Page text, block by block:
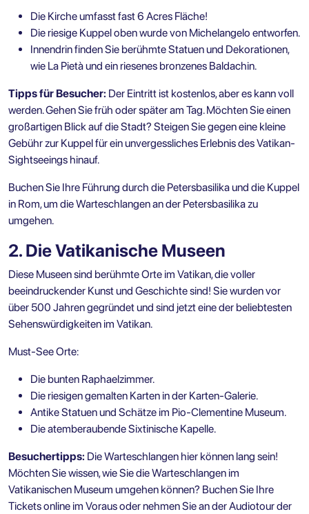
Die Kirche umfasst fast 6 Acres Fläche!
Die riesige Kuppel oben wurde von Michelangelo entworfen.
Innendrin finden Sie berühmte Statuen und Dekorationen,
wie La Pietà und ein riesenes bronzenes Baldachin.
Tipps für Besucher: Der Eintritt ist kostenlos, aber es kann voll
werden. Gehen Sie früh oder später am Tag. Möchten Sie einen
großartigen Blick auf die Stadt? Steigen Sie gegen eine kleine
Gebühr zur Kuppel für ein unvergessliches Erlebnis des Vatikan-
Sightseeings hinauf.
Buchen Sie Ihre Führung durch die Petersbasilika und die Kuppel
in Rom, um die Warteschlangen an der Petersbasilika zu
umgehen.
2. Die Vatikanische Museen
Diese Museen sind berühmte Orte im Vatikan, die voller
beeindruckender Kunst und Geschichte sind! Sie wurden vor
über 500 Jahren gegründet und sind jetzt eine der beliebtesten
Sehenswürdigkeiten im Vatikan.
Must-See Orte:
Die bunten Raphaelzimmer.
Die riesigen gemalten Karten in der Karten-Galerie.
Antike Statuen und Schätze im Pio-Clementine Museum.
Die atemberaubende Sixtinische Kapelle.
Besuchertipps: Die Warteschlangen hier können lang sein!
Möchten Sie wissen,wie Sie die Warteschlangen im
Vatikanischen Museum umgehen können? Buchen Sie Ihre
Tickets online im Voraus oder nehmen Sie an derAudiotour der